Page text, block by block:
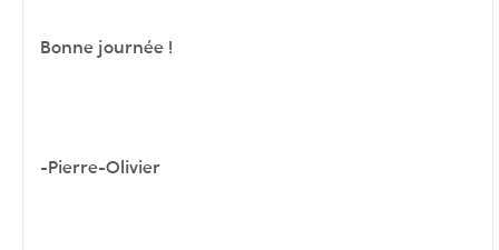
Bonne journée !
-Pierre-Olivier